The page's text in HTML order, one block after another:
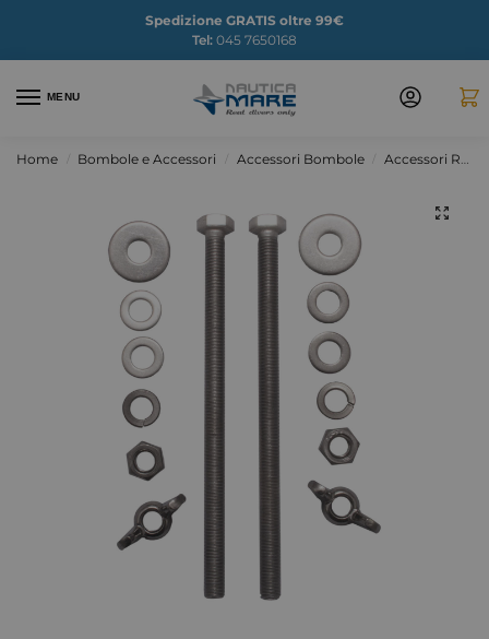
Spedizione GRATIS oltre 99€
Tel: 045 7650168
MENU
Home Bombole e Accessori Accessori Bombole Accessori Ricambi Bombole